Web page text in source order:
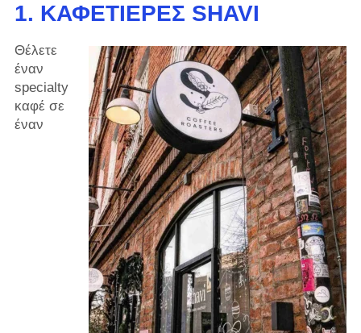
1. ΚΑΦΕΤΙΈΡΕΣ SHAVI
Θέλετε
έναν
specialty
καφέ σε
έναν